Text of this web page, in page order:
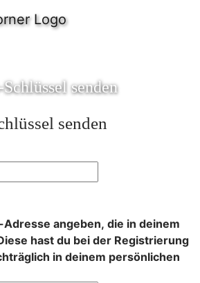
senden
senden
angeben, die in deinem
hast du bei der Registrierung
in deinem persönlichen